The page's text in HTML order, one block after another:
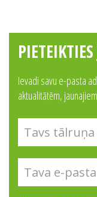
Ievadi savu e-pasta
aktualitātēm,